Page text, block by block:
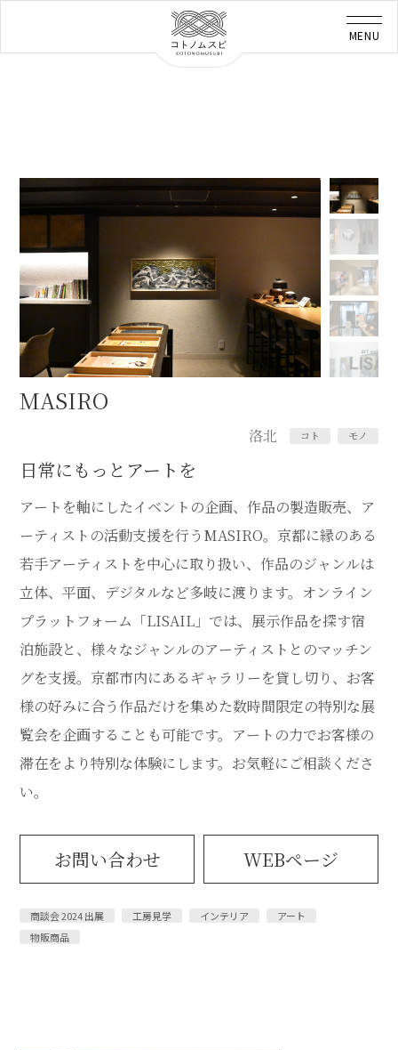
MASIRO
洛北 コト モノ
日常にもっとアートを
アートを軸にしたイベントの企画、作品の製造販売、ア
ーティストの活動支援を行うMASIRO。京都に縁のある
若手アーティストを中心に取り扱い、作品のジャンルは
立体、平面、デジタルなど多岐に渡ります。オンライン
プラットフォーム「LISAIL」では、展示作品を探す宿
泊施設と、様々なジャンルのアーティストとのマッチン
グを支援。京都市内にあるギャラリーを貸し切り、お客
様の好みに合う作品だけを集めた数時間限定の特別な展
覧会を企画することも可能です。アートの力でお客様の
滞在をより特別な体験にします。お気軽にご相談くださ
い。
お問い合わせ WEBページ
商談会 2024 出展 工房見学 インテリア
アート
物販商品